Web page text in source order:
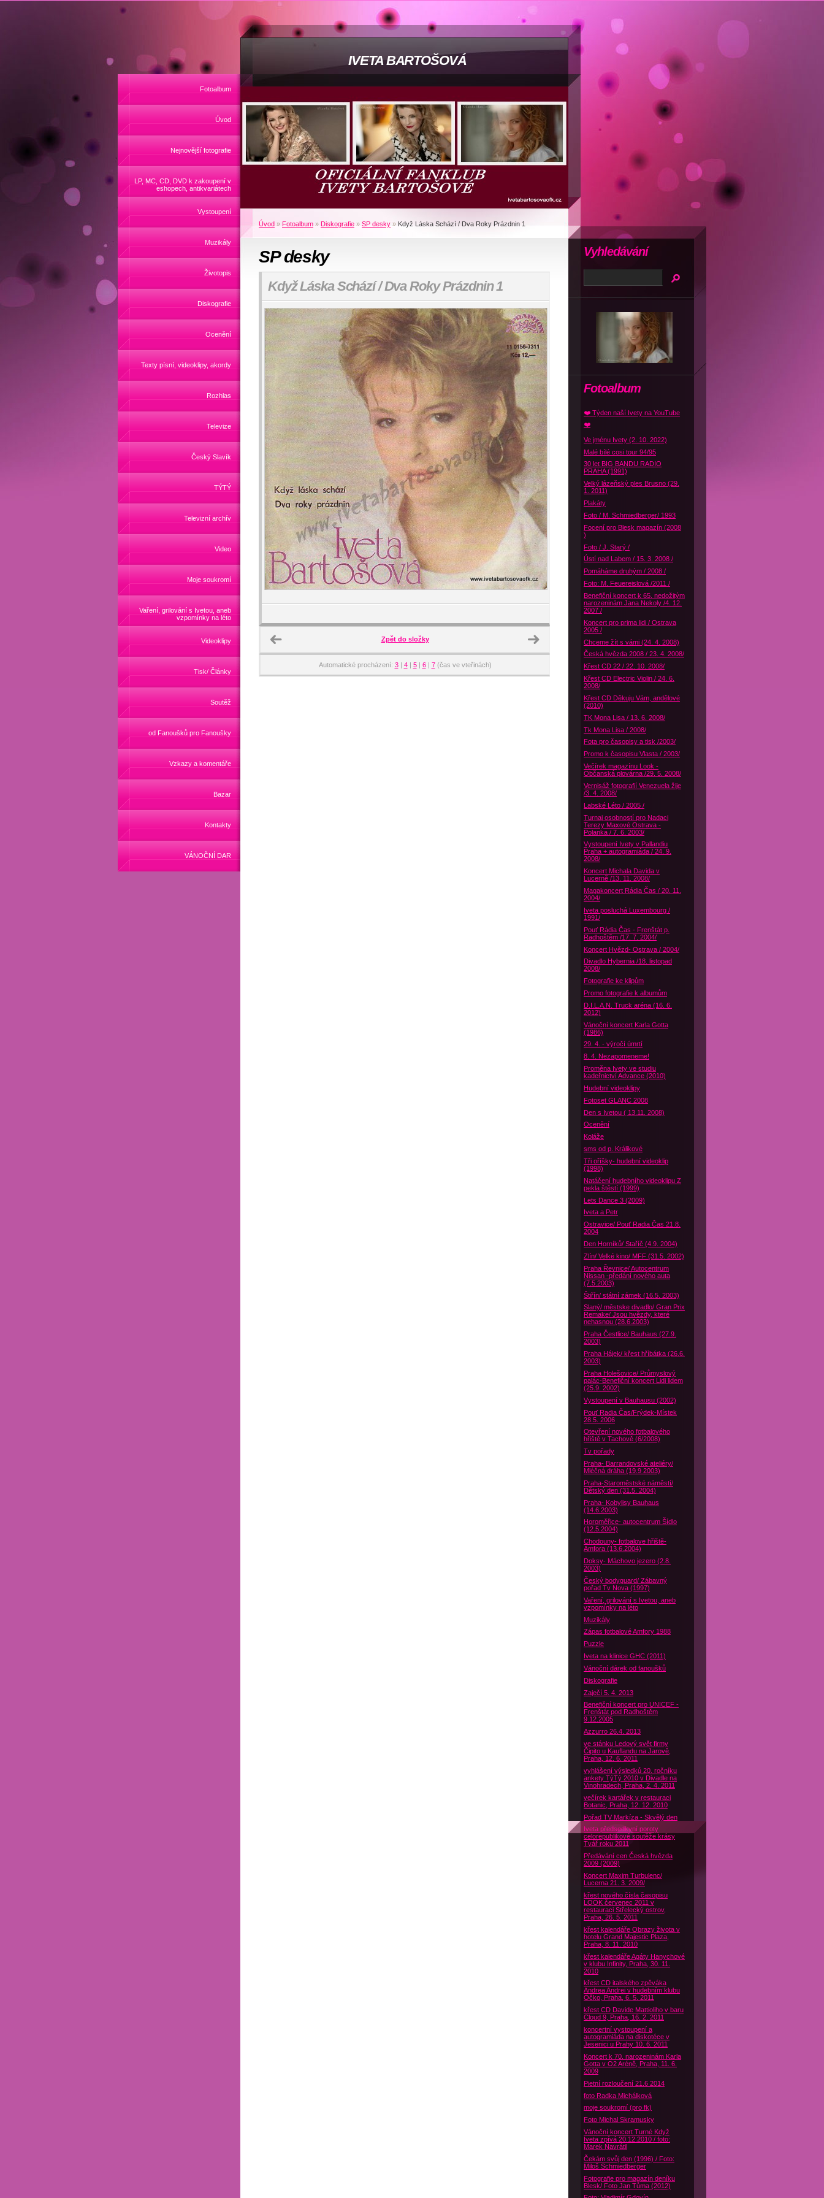
IVETA BARTOŠOVÁ
Fotoalbum
Úvod
Nejnovější fotografie
LP, MC, CD, DVD k zakoupení v
eshopech, antikvariátech
Vystoupení
Muzikály
Životopis
Diskografie
Ocenění
Texty písní, videoklipy, akordy
Rozhlas
Televize
Český Slavík
TÝTÝ
Televizní archív
Video
Moje soukromí
Vaření, grilování s Ivetou, aneb
vzpomínky na léto
Videoklipy
Tisk/ Články
Soutěž
od Fanoušků pro Fanoušky
Vzkazy a komentáře
Bazar
Kontakty
VÁNOČNÍ DAR
Úvod » Fotoalbum » Diskografie » SP desky » Když Láska Schází / Dva Roky Prázdnin 1
SP desky
Když Láska Schází / Dva Roky Prázdnin 1
Zpět do složky
Automatické procházení: 3| 4| 5| 6| 7(čas ve vteřinách)
Fotoalbum
❤️ Týden naší Ivety na YouTube
❤️
Ve jménu Ivety (2. 10. 2022)
Malé bílé cosi tour 94/95
30 let BIG BANDU RADIO
PRAHA (1991)
Velký lázeňský ples Brusno (29.
1. 2011)
Plakáty
Foto / M. Schmiedberger/ 1993
Focení pro Blesk magazín (2008
)
Foto / J. Starý /
Ústí nad Labem / 15. 3. 2008 /
Pomáháme druhým / 2008 /
Foto: M. Feuereislová /2011 /
Benefiční koncert k 65. nedožitým
narozeninám Jana Nekoly /4. 12.
2007 /
Koncert pro prima lidi / Ostrava
2005 /
Chceme žít s vámi (24. 4. 2008)
Česká hvězda 2008 / 23. 4. 2008/
Křest CD 22 / 22. 10. 2008/
Křest CD Electric Violin / 24. 6.
2008/
Křest CD Děkuju Vám, andělové
(2010)
TK Mona Lisa / 13. 6. 2008/
Tk Mona Lisa / 2008/
Fota pro časopisy a tisk /2003/
Promo k časopisu Vlasta / 2003/
Večírek magazínu Look -
Občanská plovárna /29. 5. 2008/
Vernisáž fotografií Venezuela žije
/3. 4. 2008/
Labské Léto / 2005 /
Turnaj osobností pro Nadaci
Terezy Maxové Ostrava -
Polanka / 7. 6. 2003/
Vystoupení Ivety v Pallandiu
Praha + autogramiáda / 24. 9.
2008/
Koncert Michala Davida v
Lucerně /13. 11. 2008/
Magakoncert Rádia Čas / 20. 11.
2004/
Iveta posluchá Luxembourg /
1991/
Pouť Rádia Čas - Frenštát p.
Radhoštěm /17. 7. 2004/
Koncert Hvězd- Ostrava / 2004/
Divadlo Hybernia /18. listopad
2008/
Fotografie ke klipům
Promo fotografie k albumům
D.I.L.A.N. Truck aréna (16. 6.
2012)
Vánoční koncert Karla Gotta
(1986)
29. 4. - výročí úmrtí
8. 4. Nezapomeneme!
Proměna Ivety ve studiu
kadeřnictví Advance (2010)
Hudební videoklipy
Fotoset GLANC 2008
Den s Ivetou ( 13.11. 2008)
Ocenění
Koláže
sms od p. Králikové
Tři oříšky- hudební videoklip
(1998)
Natáčení hudebního videoklipu Z
pekla štěstí (1999)
Lets Dance 3 (2009)
Iveta a Petr
Ostravice/ Pouť Radia Čas 21.8.
2004
Den Horníků/ Staříč (4.9. 2004)
Zlín/ Velké kino/ MFF (31.5. 2002)
Praha Řevnice/ Autocentrum
Nissan -předání nového auta
(7.5.2003)
Štiřín/ státní zámek (16.5. 2003)
Slaný/ městske divadlo/ Gran Prix
Remake/ Jsou hvězdy, které
nehasnou (28.6.2003)
Praha Čestlice/ Bauhaus (27.9.
2003)
Praha Hájek/ křest hříbátka (26.6.
2003)
Praha Holešovice/ Průmyslový
palác-Benefiční koncert Lidi lidem
(25.9. 2002)
Vystoupení v Bauhausu (2002)
Pouť Radia Čas/Frýdek-Místek
28.5. 2006
Otevření nového fotbalového
hřiště v Tachově (6/2008)
Tv pořady
Praha- Barrandovské ateliéry/
Mléčná dráha (19.9 2003)
Praha-Staroměstské náměstí/
Dětský den (31.5. 2004)
Praha- Kobylisy Bauhaus
(14.6.2003)
Horoměřice- autocentrum Šídlo
(12.5.2004)
Chodouny- fotbalove hřiště-
Amfora (13.6.2004)
Doksy- Máchovo jezero (2.8.
2003)
Český bodyguard/ Zábavný
pořad Tv Nova (1997)
Vaření, grilování s Ivetou, aneb
vzpomínky na léto
Muzikály
Zápas fotbalové Amfory 1988
Puzzle
Iveta na klinice GHC (2011)
Vánoční dárek od fanoušků
Diskografie
Zaječí 5. 4. 2013
Benefiční koncert pro UNICEF -
Frenštát pod Radhoštěm
9.12.2005
Azzurro 26.4. 2013
ve stánku Ledový svět firmy
Čipito u Kauflandu na Jarově,
Praha, 12. 6. 2011
vyhlášení výsledků 20. ročníku
ankety TýTý 2010 v Divadle na
Vinohradech, Praha, 2. 4. 2011
večírek kartářek v restauraci
Botanic, Praha, 12. 12. 2010
Pořad TV Markíza - Skvělý den
Iveta předsedkyní poroty
celorepublikové soutěže krásy
Tvář roku 2011
Předávání cen Česká hvězda
2009 (2009)
Koncert Maxim Turbulenc/
Lucerna 21. 3. 2009/
křest nového čísla časopisu
LOOK červenec 2011 v
restauraci Střelecký ostrov,
Praha, 26. 5. 2011
křest kalendáře Obrazy života v
hotelu Grand Majestic Plaza,
Praha, 8. 11. 2010
křest kalendáře Agáty Hanychové
v klubu Infinity, Praha, 30. 11.
2010
křest CD italského zpěváka
Andrea Andrei v hudebním klubu
Óčko, Praha, 6. 5. 2011
křest CD Davide Mattioliho v baru
Cloud 9, Praha, 16. 2. 2011
koncertní vystoupení a
autogramiáda na diskotéce v
Jesenici u Prahy 10. 6. 2011
Koncert k 70. narozeninám Karla
Gotta v O2 Aréně, Praha, 11. 6.
2009
Pietní rozloučení 21.6 2014
foto Radka Michálková
moje soukromí (pro fk)
Foto Michal Skramusky
Vánoční koncert Turné Když
Iveta zpívá 20.12.2010 / foto:
Marek Navrátil
Čekám svůj den (1996) / Foto:
Miloš Schmiedberger
Fotografie pro magazín deníku
Blesk/ Foto Jan Tůma (2012)
Vyhledávání